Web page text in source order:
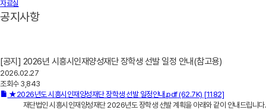
자료실
공지사항
[공지] 2026년 시흥시인재양성재단 장학생 선발 일정 안내(참고용)
2026.02.27
조회수3,843
★2026년도 시흥시인재양성재단 장학생 선발 일정안내.pdf(62.7K) [1182]
재단법인 시흥시인재양성재단 2026년도 장학생 선발 계획을 아래와 같이 안내드립니다.